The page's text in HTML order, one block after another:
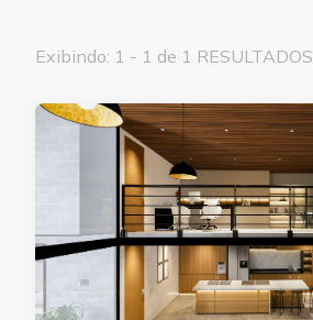
Exibindo: 1 - 1 de 1 RESULTADOS